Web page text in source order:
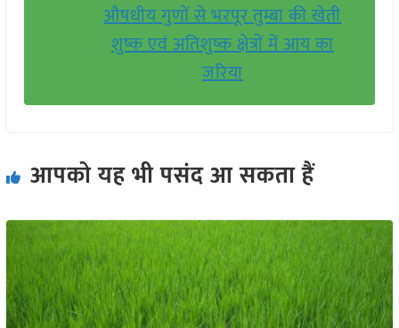
औषधीय गुणों से भरपूर तुम्बा की खेती
शुष्क एवं अतिशुष्क क्षेत्रों में आय का
जरिया
आपको यह भी पसंद आ सकता हैं